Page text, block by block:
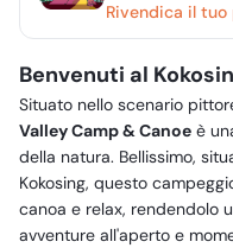
Rivendica il tuo
Benvenuti al
Situato nello scenario
Valley Camp & Canoe è
della natura. Bellissimo,
Kokosing, questo
canoa e relax, rendendolo
avventure all'aperto e